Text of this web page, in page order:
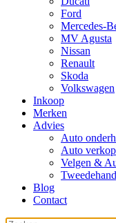
Ford
Mercedes-
MV Agusta
Nissan
Renault
Skoda
Volkswagen
Inkoop
Merken
Advies
Auto
Auto
Velgen &
Blog
Contact